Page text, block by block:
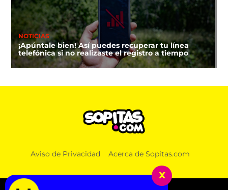
NOTICIAS
¡Apúntale bien! Así puedes recuperar tu línea
telefónica si no realizaste el registro a tiempo
Aviso de Privacidad Acerca de Sopitas.com
x